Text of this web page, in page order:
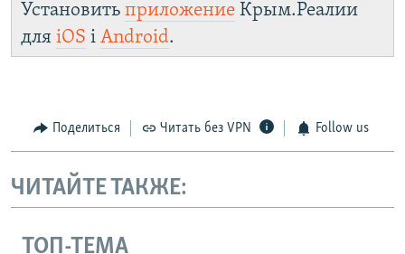
Установить приложение Крым.Реалии
для iOS і Android.
Поделиться Читать без VPN Follow us
ЧИТАЙТЕ ТАКЖЕ:
ТОП-ТЕМА